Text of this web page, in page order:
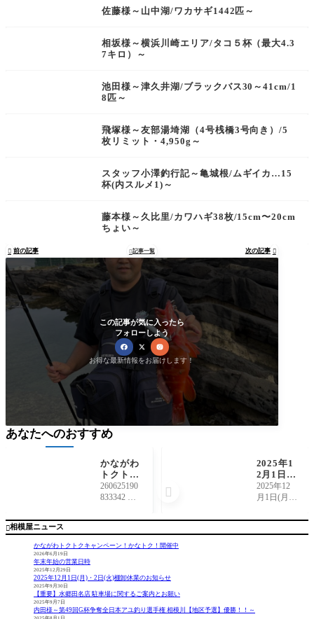
佐藤様～山中湖/ワカサギ1442匹～
相坂様～横浜川崎エリア/タコ５杯（最大4.3
7キロ）～
池田様～津久井湖/ブラックバス30～41cm/1
8匹～
飛塚様～友部湯埼湖（4号桟橋3号向き）/5
枚リミット・4,950g～
スタッフ小澤釣行記～亀城根/ムギイカ…15
杯(内スルメ1)～
藤本様～久比里/カワハギ38枚/15cm〜20cm
ちょい～
 前の記事 記事一覧 次の記事 
この記事が気に入ったら
フォローしよう
お得な最新情報をお届けします！
相模屋ニュース
かながわトクトクキャンペーン！かなトク！開催中
2026年6月19日
年末年始の営業日時
2025年12月29日
2025年12月1日(月)・2日(火)棚卸休業のお知らせ
2025年9月30日
【重要】水郷田名店 駐車場に関するご案内とお願い
2025年9月7日
内田様～第49回G杯争奪全日本アユ釣り選手権 相模川【地区予選】優勝！！～
あなたへのおすすめ
かながわ
トクトク
キャンペ
ーン！か
楽天Pay
した！！
260625190
833342 み
でにご利
いる超〜
ク』開催
当店は最
大還元２
2025年1
2月1日
(月)・2
日(火)棚
お知らせ
2025年12
月1日(月) 2
2日(火) 上
